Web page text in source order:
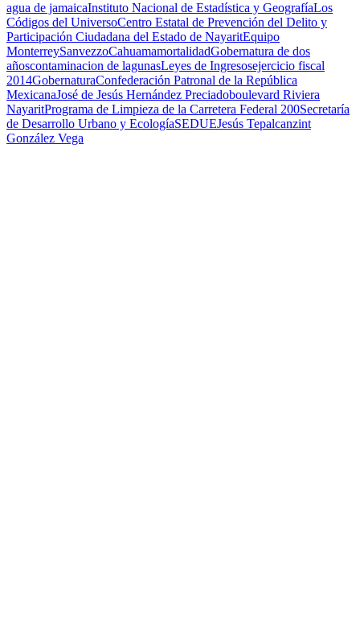
agua de jamaicaInstituto Nacional de Estadística y GeografíaLos
Códigos del UniversoCentro Estatal de Prevención del Delito y
Participación Ciudadana del Estado de NayaritEquipo
MonterreySanvezzoCahuamamortalidadGobernatura de dos
añoscontaminacion de lagunasLeyes de Ingresosejercicio fiscal
2014GobernaturaConfederación Patronal de la República
MexicanaJosé de Jesús Hernández Preciadoboulevard Riviera
NayaritPrograma de Limpieza de la Carretera Federal 200Secretaría
de Desarrollo Urbano y EcologíaSEDUEJesús Tepalcanzint
González Vega